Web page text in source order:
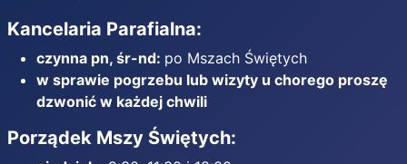
Kancelaria Parafialna:
czynna pn, śr-nd: po Mszach Świętych
w sprawie pogrzebu lub wizyty u chorego proszę
dzwonić w każdej chwili
Porządek Mszy Świętych: